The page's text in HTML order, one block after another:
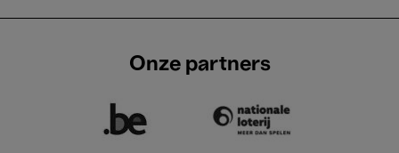
Onze partners